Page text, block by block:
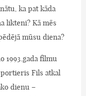
ka pat kāda
likteni? Kā mēs
mūsu diena?
1993.gada filmu
Fils atkal
dienu –